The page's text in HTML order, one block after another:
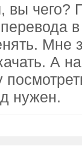
чего?
Мне
А
нужен.